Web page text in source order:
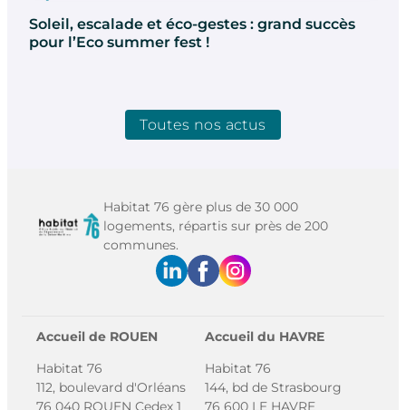
Soleil, escalade et éco-gestes : grand succès
pour l’Eco summer fest !
Toutes nos actus
Habitat 76 gère plus de 30 000
logements, répartis sur près de 200
communes.
Accueil de ROUEN
Habitat 76
112, boulevard d'Orléans
76 040 ROUEN Cedex 1
Accueil du HAVRE
Habitat 76
144, bd de Strasbourg
76 600 LE HAVRE